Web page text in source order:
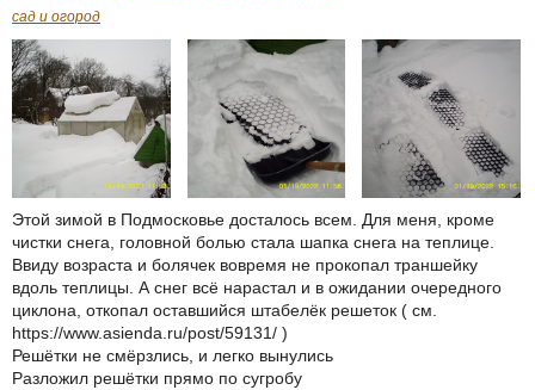
сад и огород
Этой зимой в Подмосковье досталось всем. Для меня, кроме
чистки снега, головной болью стала шапка снега на теплице.
Ввиду возраста и болячек вовремя не прокопал траншейку
вдоль теплицы. А снег всё нарастал и в ожидании очередного
циклона, откопал оставшийся штабелёк решеток ( см.
https://www.asienda.ru/post/59131/ )
Решётки не смёрзлись, и легко вынулись
Разложил решётки прямо по сугробу